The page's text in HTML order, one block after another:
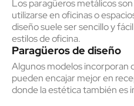
Los paragüeros metálicos
utilizarse en oficinas o
diseño suele ser sencillo y
estilos de oficina.
Paragüeros de diseño
Algunos modelos incorporan
pueden encajar mejor en
donde la estética también es